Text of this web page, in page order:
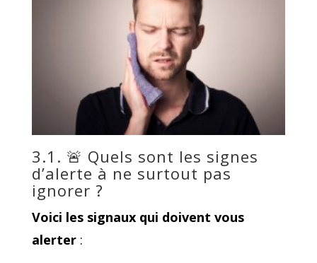
3.1. 🚨 Quels sont les signes
d’alerte à ne surtout pas
ignorer ?
Voici les signaux qui doivent vous
alerter: